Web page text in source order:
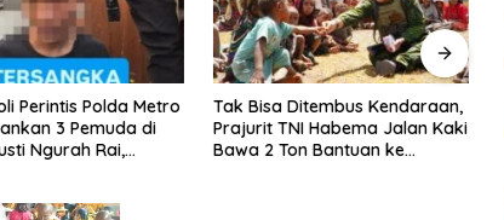
Kendaraan,
Habema Jalan Kaki
Bantuan ke
Kapolsek Tambora Pimpin
Patroli Dini Hari, 3 Motor Tanpa
Surat Diamankan